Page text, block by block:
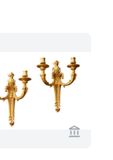
de Kollenburg
Voir la